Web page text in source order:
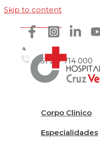
Skip to content
Como chegar
+351 217 714 000
Corpo Clínico
Especialidades